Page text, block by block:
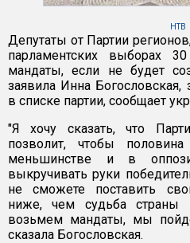
НТВ
Депутаты от Партии
парламентских выборах
мандаты, если не будет
заявила Инна
в списке партии, сообщает
"Я хочу сказать, что
позволит, чтобы
меньшинстве и в
выкручивать руки
не сможете поставить
ниже, чем судьба
возьмем мандаты, мы
сказала Богословская.